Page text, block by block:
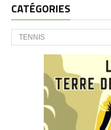
CATÉGORIES
CATÉGORIES